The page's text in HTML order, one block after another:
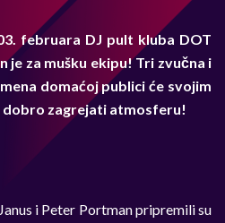
februara DJ pult kluba DOT
je za mušku ekipu! Tri zvučna i
domaćoj publici će svojim
dobro zagrejati atmosferu!
i Peter Portman pripremili su